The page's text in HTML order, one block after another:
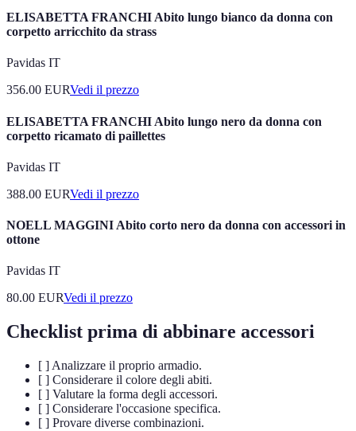
ELISABETTA FRANCHI Abito lungo bianco da donna con
corpetto arricchito da strass
Pavidas IT
356.00 EURVedi il prezzo
ELISABETTA FRANCHI Abito lungo nero da donna con
corpetto ricamato di paillettes
Pavidas IT
388.00 EURVedi il prezzo
NOELL MAGGINI Abito corto nero da donna con accessori in
ottone
Pavidas IT
80.00 EURVedi il prezzo
Checklist prima di abbinare accessori
[ ] Analizzare il proprio armadio.
[ ] Considerare il colore degli abiti.
[ ] Valutare la forma degli accessori.
[ ] Considerare l'occasione specifica.
[ ] Provare diverse combinazioni.